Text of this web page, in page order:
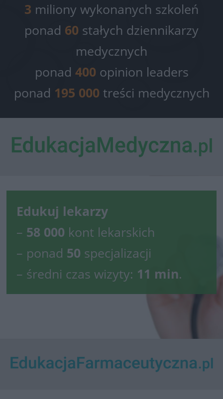
3 miliony wykonanych szkoleń
ponad 60 stałych dziennikarzy
medycznych
ponad 400 opinion leaders
ponad 195 000 treści medycznych
Edukuj lekarzy
– 58 000 kont lekarskich
– ponad 50 specjalizacji
– średni czas wizyty: 11 min.